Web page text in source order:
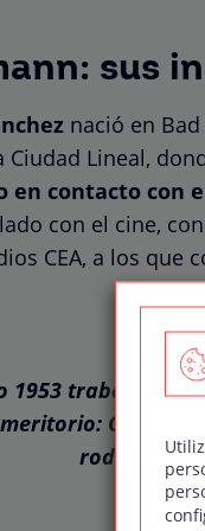
sus
nació en
Lineal,
en contacto con
con el cine,
CEA, a los que
1953 trabajó en
rodando en